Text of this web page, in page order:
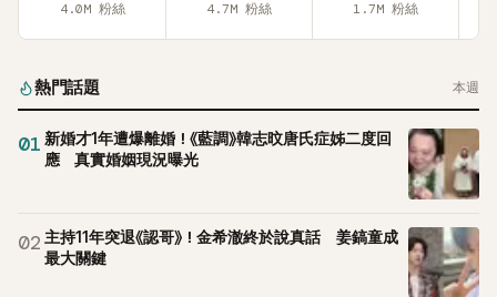
4.0M 粉絲 4.7M 粉絲 1.7M 粉絲
熱門話題 本週
01 新婚才1年遭爆離婚！《藍調》韓志旼唐氏症姊二度回
應 真實婚姻現況曝光
02 主持11年突退《認哥》！金希澈終於說真話 姜鎬童成
最大關鍵